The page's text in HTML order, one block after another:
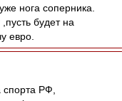
нога соперника.
будет на
евро.
РФ,